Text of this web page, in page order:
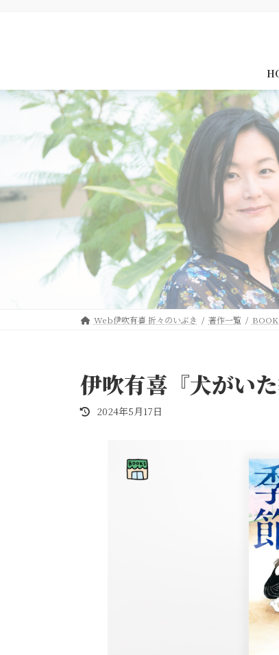
へ
ョ
Web伊吹有喜 折々のいぶき 著作一覧
伊吹有喜『犬がい
最
2024年5月17日